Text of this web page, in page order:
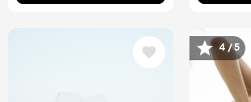
Bild4 / 5